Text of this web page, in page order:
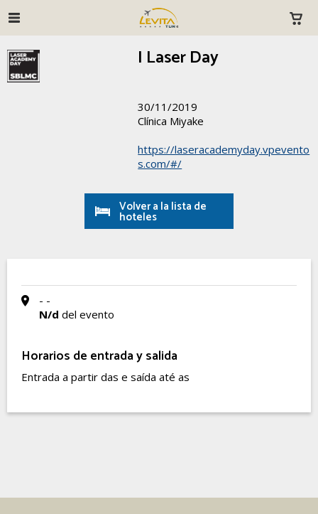
I Laser Day
30/11/2019
Clínica Miyake
https://laseracademyday.vpevento
s.com/#/
Volver a la lista de
hoteles
- -
N/d del evento
Horarios de entrada y salida
Entrada a partir das e saída até as